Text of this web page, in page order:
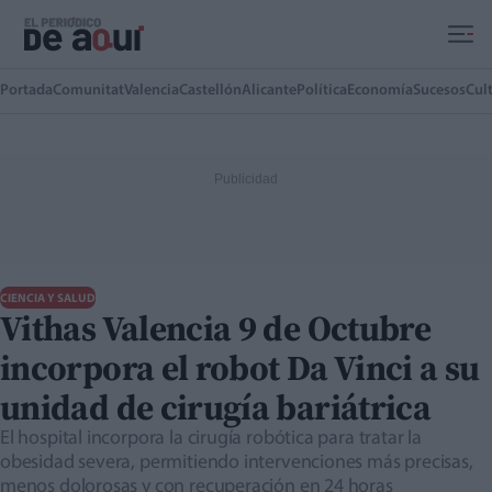
PortadaComunitatValenciaCastellónAlicante Política EconomíaSucesos
CIENCIA Y SALUD
Vithas Valencia 9 de Octubre
incorpora el robot Da Vinci a su
unidad de cirugía bariátrica
El hospital incorpora la cirugía robótica para tratar la
obesidad severa, permitiendo intervenciones más precisas,
menos dolorosas y con recuperación en 24 horas